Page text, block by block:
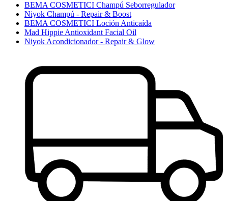
BEMA COSMETICI Champú Seborregulador
Niyok Champú - Repair & Boost
BEMA COSMETICI Loción Anticaída
Mad Hippie Antioxidant Facial Oil
Niyok Acondicionador - Repair & Glow